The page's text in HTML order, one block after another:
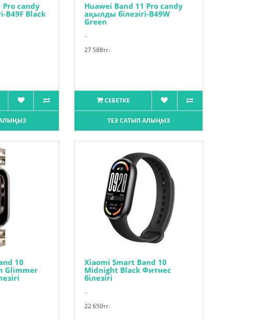
Pro candy
B49F Black
Huawei Band 11 Pro candy
ақылды білезігі-B49W
Green
..
27 588тг.
СЕБЕТКЕ
ТЕЗ САТЫП АЛЫҢЫЗ
10
Glimmer
Xiaomi Smart Band 10
Midnight Black Фитнес
білезігі
..
22 650тг.